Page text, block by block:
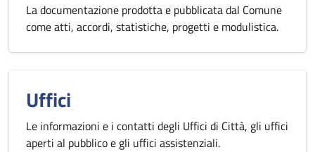
La documentazione prodotta e pubblicata dal Comune
come atti, accordi, statistiche, progetti e modulistica.
Uffici
Le informazioni e i contatti degli Uffici di Città, gli uffici
aperti al pubblico e gli uffici assistenziali.